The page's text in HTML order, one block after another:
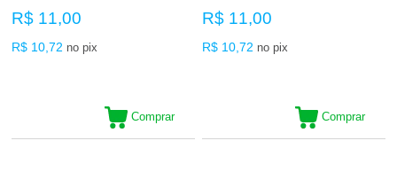
R$ 11,00
R$ 10,72 no pix
Comprar
R$ 11,00
R$ 10,72 no pix
Comprar